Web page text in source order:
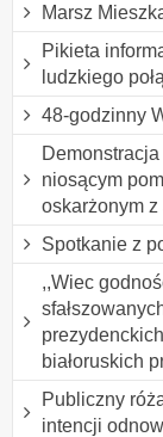
Marsz
Pikieta
ludzkiego
48-godzinny
niosącym
oskarżonym
Spotkanie z
,,Wiec
białoruskich
Publiczny
intencji